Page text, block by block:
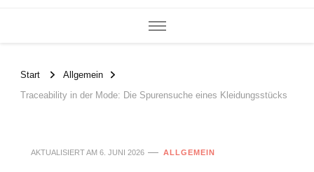
Start
Allgemein
Traceability in der Mode: Die Spurensuche eines Kleidungsstücks
AKTUALISIERT AM 6. JUNI 2026 ALLGEMEIN